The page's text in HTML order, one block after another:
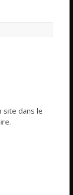
site dans le